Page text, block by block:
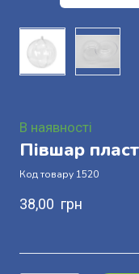
В наявності
Півшар
Код товару 1520
38,00  грн